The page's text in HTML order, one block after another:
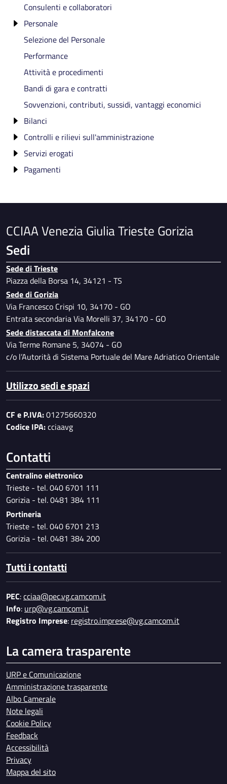
Titolari di incarichi politici, di amministrazione, di
direzione o di governo e titolari di incarichi
dirigenziali
Il Presidente
La Giunta camerale integrata
Il Collegio dei Revisori ZF
Cessati dall'incarico
Sanzioni per mancata comunicazione dei dati
Articolazione degli uffici
Telefono e posta elettronica
Consulenti e collaboratori
Personale
Incarico di Direttore Generale
Titolari di incarichi dirigenziali
Selezione del Personale
Performance
Attività e procedimenti
Bandi di gara e contratti
Sovvenzioni, contributi, sussidi, vantaggi economici
Bilanci
Bilancio preventivo e consuntivo
Controlli e rilievi sull'amministrazione
Organo di controllo che svolge le funzioni di OIV
Organi di revisione amministrativa e contabile
Servizi erogati
Carta dei Servizi e standard di qualità
Pagamenti
IBAN e pagamenti informatici
CCIAA Venezia Giulia Trieste Gorizia
Sedi
Sede di Trieste
Piazza della Borsa 14, 34121 - TS
Sede di Gorizia
Via Francesco Crispi 10, 34170 - GO
Entrata secondaria Via Morelli 37, 34170 - GO
Sede distaccata di Monfalcone
Via Terme Romane 5, 34074 - GO
c/o l’Autorità di Sistema Portuale del Mare Adriatico Orientale
Utilizzo sedi e spazi
CF e P.IVA:01275660320
Codice IPA:cciaavg
Contatti
Centralino elettronico
Trieste - tel. 040 6701 111
Gorizia - tel. 0481 384 111
Portineria
Trieste - tel. 040 6701 213
Gorizia - tel. 0481 384 200
Tutti i contatti
PEC:cciaa@pec.vg.camcom.it
Info: urp@vg.camcom.it
Registro Imprese: registro.imprese@vg.camcom.it
La camera trasparente
URP e Comunicazione
Amministrazione trasparente
Albo Camerale
Note legali
Cookie Policy
Feedback
Accessibilità
Privacy
Mappa del sito